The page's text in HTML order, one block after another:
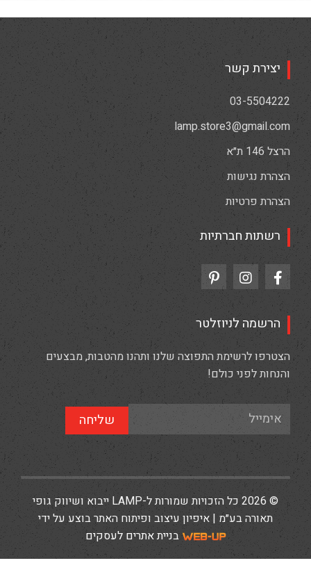
יצירת קשר
03-5504222
lamp.store3@gmail.com
הרצל 146 ת״א
הצהרת נגישות
הצהרת פרטיות
רשתות חברתיות
הרשמה לניוזלטר
הצטרפו לרשימת התפוצה שלנו ותהנו מהטבות, מבצעים
והנחות לפני כולם!
שליחה
© 2026 כל הזכויות שמורות ל-LAMP ייבוא ושיווק גופי
תאורה בע״מ | איפיון עיצוב ופיתוח האתר בוצע על ידי
בניית אתרים לעסקים